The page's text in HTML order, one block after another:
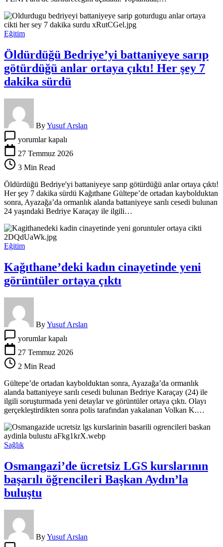
etti
için
Eğitim
Öldürdüğü Bedriye’yi battaniyeye sarıp
götürdüğü anlar ortaya çıktı! Her şey 7
dakika sürdü
ByYusuf Arslan
Bedriye’yi
battaniyeye
götürdüğü
ortaya
çıktı!
Her
şey
dakika
sürdü
için
yorumlar kapalı
27 Temmuz 2026
3 Min Read
Öldürdüğü Bedriye'yi battaniyeye sarıp götürdüğü anlar ortaya çıktı!
Her şey 7 dakika sürdü Kağıthane Gültepe’de ortadan kaybolduktan
sonra, Ayazağa’da ormanlık alanda battaniyeye sarılı cesedi bulunan
24 yaşındaki Bedriye Karaçay ile ilgili…
Eğitim
Kağıthane’deki kadın cinayetinde yeni
görüntüler ortaya çıktı
ByYusuf Arslan
kadın
cinayetinde
görüntüler
çıktı
için
yorumlar kapalı
27 Temmuz 2026
2 Min Read
Gültepe’de ortadan kaybolduktan sonra, Ayazağa’da ormanlık
alanda battaniyeye sarılı cesedi bulunan Bedriye Karaçay (24) ile
ilgili soruşturmada yeni detaylar ve görüntüler ortaya çıktı. Olayı
gerçekleştirdikten sonra polis tarafından yakalanan Volkan K.…
Sağlık
Osmangazi’de ücretsiz LGS kurslarının
başarılı öğrencileri Başkan Aydın’la
buluştu
ByYusuf Arslan